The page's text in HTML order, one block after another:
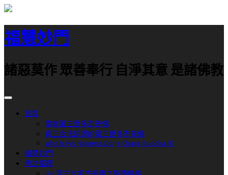
跳
至
主
要
容
福慧妙門
諸惡莫作 眾善奉行 自淨其意 是諸佛教
首頁
南無第三世多杰羌佛
真正合法認證的第三世多杰羌佛
Who Is His Holiness Dorje Chang Buddha III?
福慧妙門
佛法聖蹟